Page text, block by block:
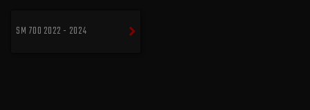
SM 700 2022 - 2024